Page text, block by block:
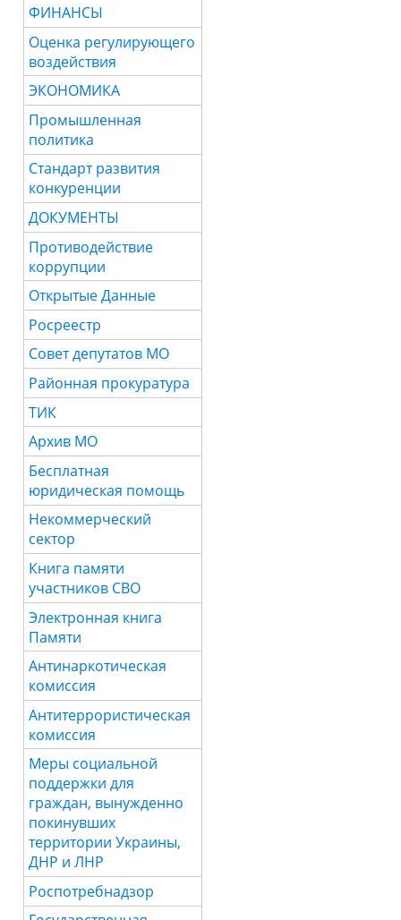
ФИНАНСЫ
Оценка регулирующего
воздействия
ЭКОНОМИКА
Промышленная
политика
Стандарт развития
конкуренции
ДОКУМЕНТЫ
Противодействие
коррупции
Открытые Данные
Росреестр
Совет депутатов МО
Районная прокуратура
ТИК
Архив МО
Бесплатная
юридическая помощь
Некоммерческий
сектор
Книга памяти
участников СВО
Электронная книга
Памяти
Антинаркотическая
комиссия
Антитеррористическая
комиссия
Меры социальной
поддержки для
граждан, вынужденно
покинувших
территории Украины,
ДНР и ЛНР
Роспотребнадзор